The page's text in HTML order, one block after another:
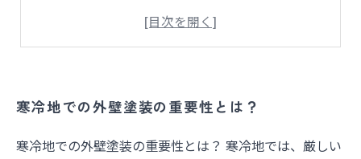
保護機能を強化する！効果的な下地処理の方法
住まいを守るための外壁塗装のトータルガイド
寒冷地での外壁塗装の重要性とは？
寒冷地での外壁塗装の重要性とは？ 寒冷地では、厳しい